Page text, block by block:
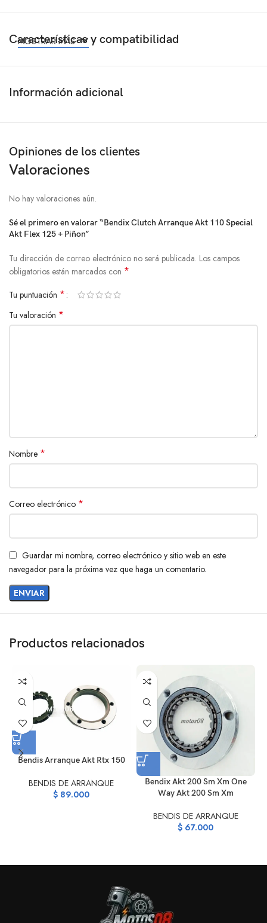
Características y compatibilidad
MOSTRAR MÁS
Información adicional
Opiniones de los clientes
Valoraciones
No hay valoraciones aún.
Sé el primero en valorar “Bendix Clutch Arranque Akt 110 Special
Akt Flex 125 + Piñon”
Tu dirección de correo electrónico no será publicada. Los campos
obligatorios están marcados con *
Tu puntuación *
Tu valoración *
Nombre *
Correo electrónico *
Guardar mi nombre, correo electrónico y sitio web en este
navegador para la próxima vez que haga un comentario.
Productos relacionados
Bendis Arranque Akt Rtx 150
BENDIS DE ARRANQUE
$ 89.000
Bendix Akt 200 Sm Xm One
Way Akt 200 Sm Xm
BENDIS DE ARRANQUE
$ 67.000